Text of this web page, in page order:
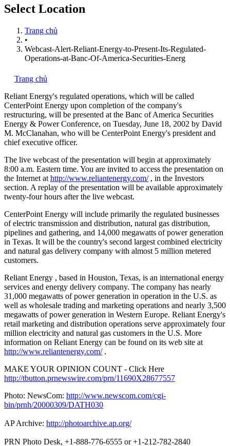
Select Location
Trang chủ
•
Webcast-Alert-Reliant-Energy-to-Present-Its-Regulated-
Operations-at-Banc-Of-America-Securities-Energ
Trang chủ
Reliant Energy's regulated operations, which will be called
CenterPoint Energy upon completion of the company's
restructuring, will be presented at the Banc of America Securities
Energy & Power Conference, on Tuesday, June 18, 2002 by David
M. McClanahan, who will be CenterPoint Energy's president and
chief executive officer.
The live webcast of the presentation will begin at approximately
8:00 a.m. Eastern time. You are invited to access the presentation on
the Internet at http://www.reliantenergy.com/, in the Investors
section. A replay of the presentation will be available approximately
twenty-four hours after the live webcast.
CenterPoint Energy will include primarily the regulated businesses
of electric transmission and distribution, natural gas distribution,
pipelines and gathering, and 14,000 megawatts of power generation
in Texas. It will be the country's second largest combined electricity
and natural gas delivery company with almost 5 million metered
customers.
Reliant Energy , based in Houston, Texas, is an international energy
services and energy delivery company. The company has nearly
31,000 megawatts of power generation in operation in the U.S. as
well as wholesale trading and marketing operations and nearly 3,500
megawatts of power generation in Western Europe. Reliant Energy's
retail marketing and distribution operations serve approximately four
million electricity and natural gas customers in the U.S. More
information on Reliant Energy can be found on its web site at
http://www.reliantenergy.com/.
MAKE YOUR OPINION COUNT - Click Here
http://tbutton.prnewswire.com/prn/11690X28677557
Photo: NewsCom: http://www.newscom.com/cgi-
bin/prnh/20000309/DATH030
AP Archive: http://photoarchive.ap.org/
PRN Photo Desk, +1-888-776-6555 or +1-212-782-2840